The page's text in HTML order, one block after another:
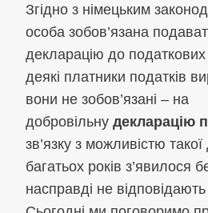
Згідно з німецьким
особа зобов’язана
декларацію до
деякі платники податків
вони не зобов’язані – на
добровільну декларацію
зв’язку з можливістю такої
багатьох років з’явилося
насправді не відповідають